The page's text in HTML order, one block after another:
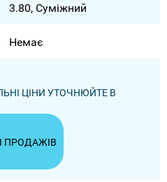
3.80, Суміжний
Немає
ЦІНИ УТОЧНЮЙТЕ В
ПРОДАЖІВ